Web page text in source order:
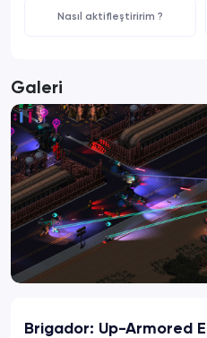
Galeri
Brigador: Up-Armored
Nasıl aktifleştiririm ?